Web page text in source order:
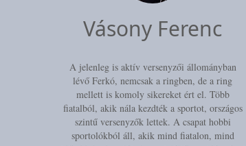
Vásony Ferenc
A jelenleg is aktív versenyzői állományban
lévő Ferkó, nemcsak a ringben, de a ring
mellett is komoly sikereket ért el. Több
fiatalból, akik nála kezdték a sportot, országos
szintű versenyzők lettek. A csapat hobbi
sportolókból áll, akik mind fiatalon, mind